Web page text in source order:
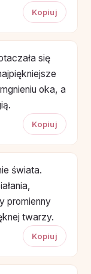
Kopiuj
się
oka, a
Kopiuj
świata.
promienny
twarzy.
Kopiuj